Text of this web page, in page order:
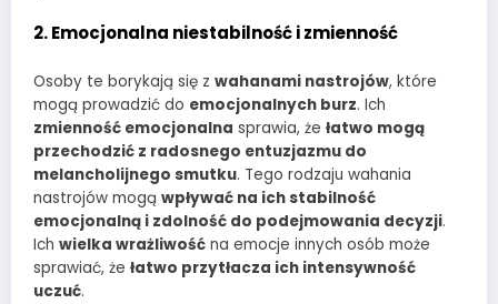
2. Emocjonalna niestabilność i zmienność
Osoby te borykają się z wahanami nastrojów, które
mogą prowadzić do emocjonalnych burz. Ich
zmienność emocjonalna sprawia, że łatwo mogą
przechodzić z radosnego entuzjazmu do
melancholijnego smutku. Tego rodzaju wahania
nastrojów mogą wpływać na ich stabilność
emocjonalną i zdolność do podejmowania decyzji.
Ich wielka wrażliwość na emocje innych osób może
sprawiać, że łatwo przytłacza ich intensywność
uczuć.